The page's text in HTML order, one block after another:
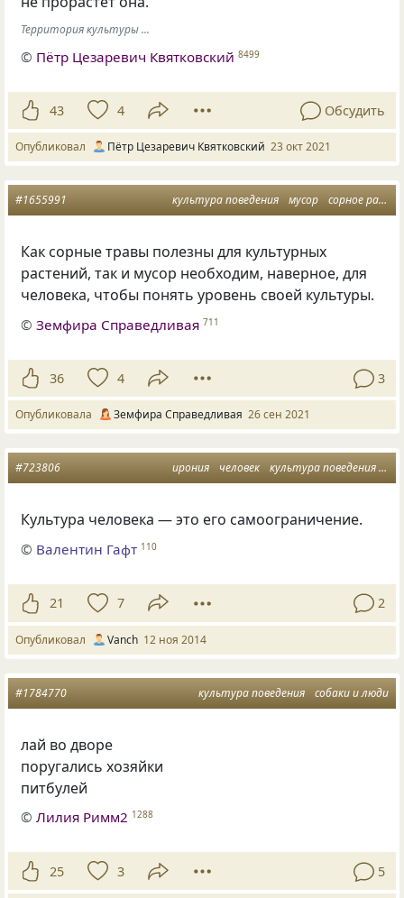
Территория культуры ...
© Пётр Цезаревич Квятковский 8499
43 4 Обсудить
Опубликовал Пётр Цезаревич Квятковский 23 окт 2021
культура поведения мусор сорное растение
#1655991
Как сорные травы полезны для культурных
растений, так и мусор необходим, наверное, для
человека, чтобы понять уровень своей культуры.
©Земфира Справедливая 711
36 4 3
Опубликовала Земфира Справедливая 26 сен 2021
ирония человек культура поведения
#723806
Культура человека — это его самоограничение.
© Валентин Гафт 110
21 7 2
Опубликовал Vanch 12 ноя 2014
культура поведения собаки и люди
#1784770
лай во дворе
поругались хозяйки
питбулей
©Лилия Римм2 1288
25 3 5